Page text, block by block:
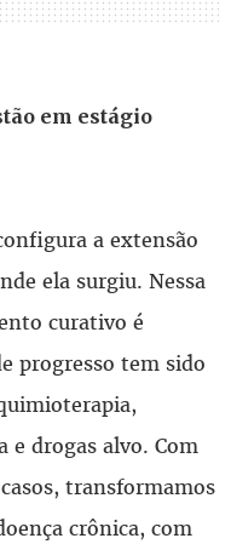
em estágio
a extensão
ela surgiu. Nessa
curativo é
progresso tem sido
drogas alvo. Com
transformamos
crônica, com